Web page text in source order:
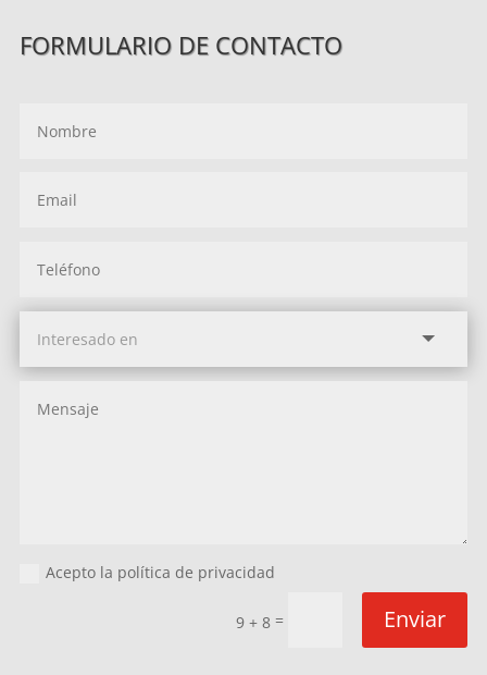
FORMULARIO DE CONTACTO
Acepto la política de privacidad
9 + 8 = Enviar